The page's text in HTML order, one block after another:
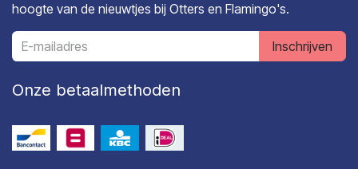
hoogte van de nieuwtjes bij Otters en Flamingo's.
Inschrijven
Onze betaalmethoden